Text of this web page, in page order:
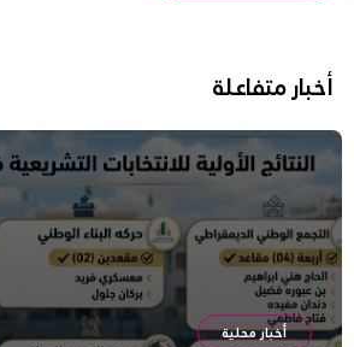
أخبار متفاعلة
أخبار محلية